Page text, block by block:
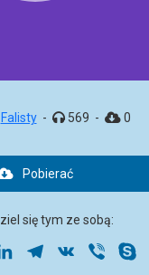
Falisty - 569 - 0
Pobierać
się tym ze sobą:
LinkedInTelegram
VK Viber